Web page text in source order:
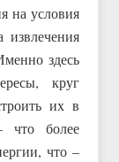
на условия
здесь
круг
их в
что более
что –